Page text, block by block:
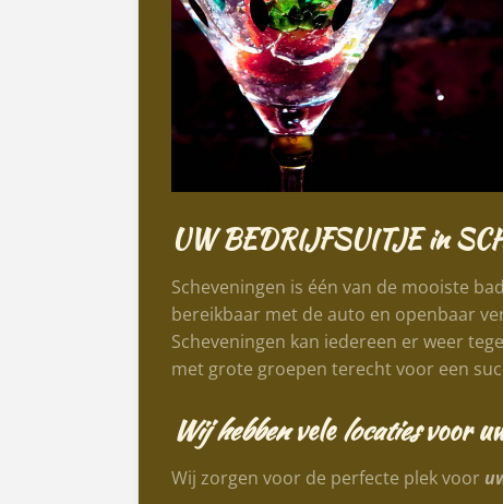
UW BEDRIJFSUITJE in
Scheveningen is één van de mooiste
bereikbaar met de auto en openbaar
Scheveningen kan iedereen er weer
met grote groepen terecht voor een
Wij hebbenvelelocatiesvoor
Wij zorgen voor de perfecte plek voor